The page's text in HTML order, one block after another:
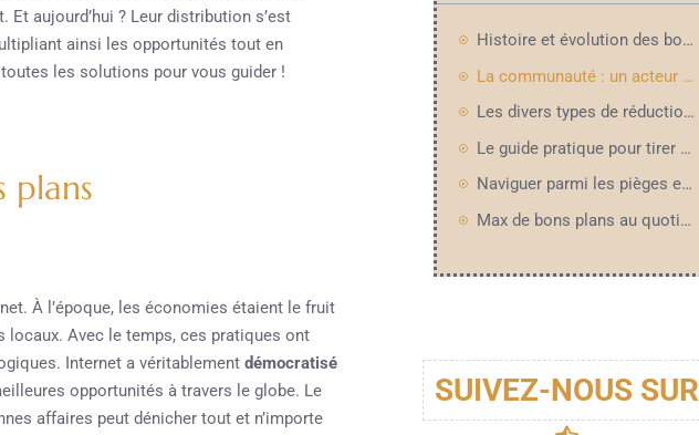
aujourd’hui ? Leur distribution s’est
ainsi les opportunités tout en
les solutions pour vous guider !
plans
À l’époque, les économies étaient le fruit
locaux. Avec le temps, ces pratiques ont
Internet a véritablement démocratisé
opportunités à travers le globe. Le
affaires peut dénicher tout et n’importe
Histoire et évolution des bons plans
La communauté : un acteur clé
Les divers types de réductions et promos
Le guide pratique pour tirer parti des bons plans
Naviguer parmi les pièges et les mythes des bons plans
Max de bons plans au quotidien
SUIVEZ-NOUS SUR